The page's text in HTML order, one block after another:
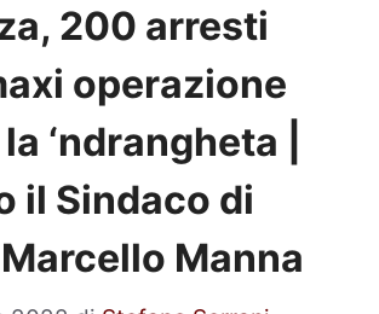
200 arresti
operazione
‘ndrangheta |
il Sindaco di
Manna